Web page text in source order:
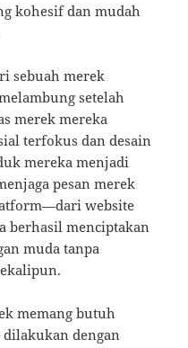
kohesif dan mudah
sebuah merek
setelah
merek mereka
terfokus dan desain
mereka menjadi
pesan merek
website
berhasil menciptakan
muda tanpa
memang butuh
dengan